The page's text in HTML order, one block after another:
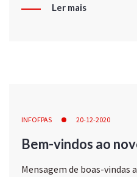
Ler mais
INFOFPAS 20-12-2020
Bem-vindos ao
Mensagem de boas-vindas